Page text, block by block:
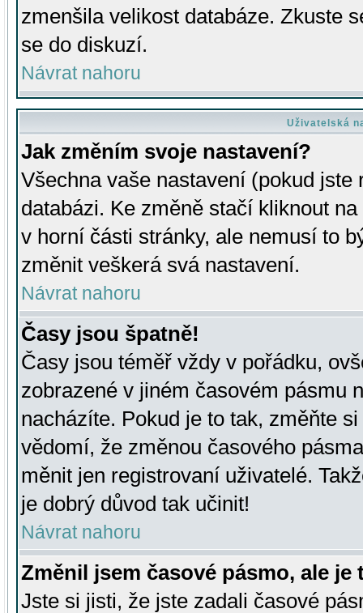
zmenšila velikost databáze. Zkuste
se do diskuzí.
Návrat nahoru
Uživatelská
Jak změním svoje nastavení?
Všechna vaše nastavení (pokud
databázi. Ke změně stačí kliknout
v horní části stránky, ale nemusí to
změnit veškerá svá nastavení.
Návrat nahoru
Časy jsou špatně!
Časy jsou téměř vždy v pořádku,
zobrazené v jiném časovém pásmu
nacházíte. Pokud je to tak, změňte
vědomí, že změnou časového
měnit jen registrovaní uživatelé.
je dobrý důvod tak učinit!
Návrat nahoru
Změnil jsem časové pásmo, ale je
Jste si jisti, že jste zadali časové